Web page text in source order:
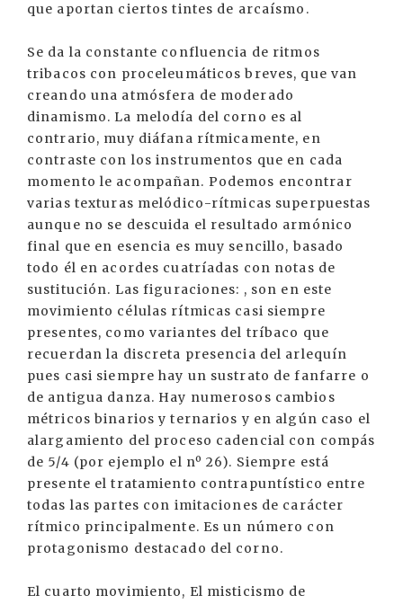
que aportan ciertos tintes de arcaísmo.
Se da la constante confluencia de ritmos
tribacos con proceleumáticos breves, que van
creando una atmósfera de moderado
dinamismo. La melodía del corno es al
contrario, muy diáfana rítmicamente, en
contraste con los instrumentos que en cada
momento le acompañan. Podemos encontrar
varias texturas melódico-rítmicas superpuestas
aunque no se descuida el resultado armónico
final que en esencia es muy sencillo, basado
todo él en acordes cuatríadas con notas de
sustitución. Las figuraciones: , son en este
movimiento células rítmicas casi siempre
presentes, como variantes del tríbaco que
recuerdan la discreta presencia del arlequín
pues casi siempre hay un sustrato de fanfarre o
de antigua danza. Hay numerosos cambios
métricos binarios y ternarios y en algún caso el
alargamiento del proceso cadencial con compás
de 5/4 (por ejemplo el nº 26). Siempre está
presente el tratamiento contrapuntístico entre
todas las partes con imitaciones de carácter
rítmico principalmente. Es un número con
protagonismo destacado del corno.
El cuarto movimiento, El misticismo de